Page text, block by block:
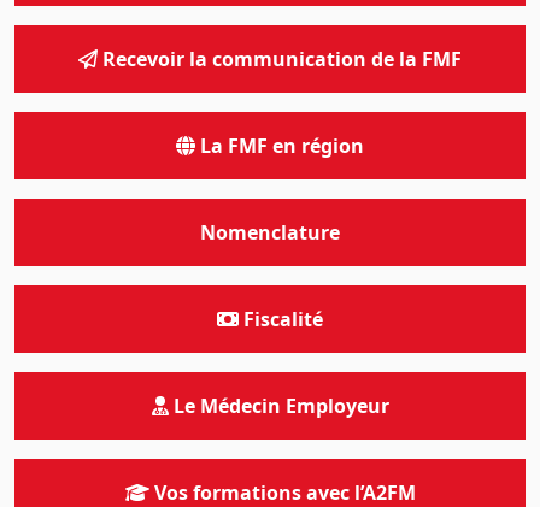
Recevoir la communication de la FMF
La FMF en région
Nomenclature
Fiscalité
Le Médecin Employeur
Vos formations avec l’A2FM